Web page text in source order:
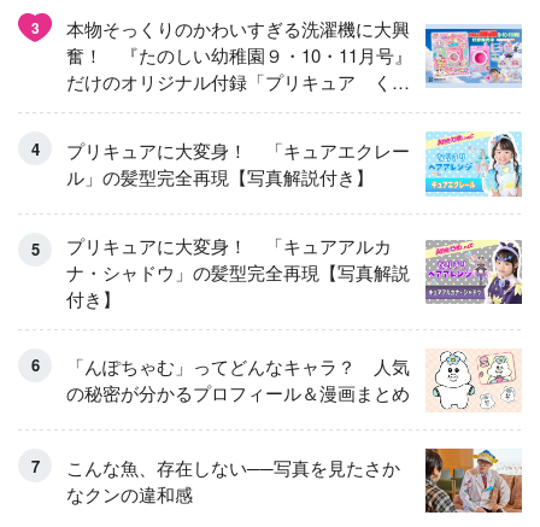
3
本物そっくりのかわいすぎる洗濯機に大興
奮！ 『たのしい幼稚園９・10・11月号』
だけのオリジナル付録「プリキュア くる
くるせんたくき」
プリキュアに大変身！ 「キュアエクレー
ル」の髪型完全再現【写真解説付き】
プリキュアに大変身！ 「キュアアルカ
ナ・シャドウ」の髪型完全再現【写真解説
付き】
「んぽちゃむ」ってどんなキャラ？ 人気
の秘密が分かるプロフィール＆漫画まとめ
こんな魚、存在しない──写真を見たさか
なクンの違和感